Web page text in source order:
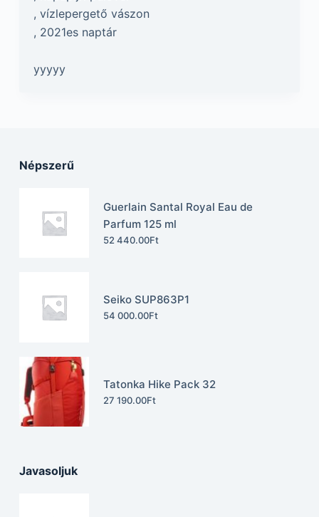
, vízlepergető vászon
, 2021es naptár
yyyyy
Népszerű
Guerlain Santal Royal Eau de
Parfum 125 ml
52 440.00Ft
Seiko SUP863P1
54 000.00Ft
Tatonka Hike Pack 32
27 190.00Ft
Javasoljuk